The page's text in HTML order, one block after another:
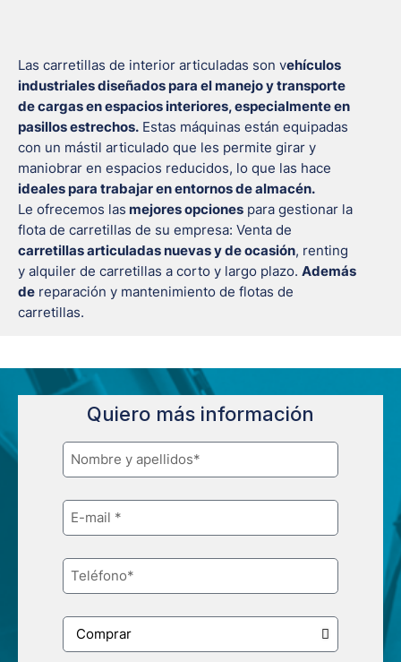
Las carretillas de interior articuladas son vehículos
industriales diseñados para el manejo y transporte
de cargas en espacios interiores, especialmente en
pasillos estrechos. Estas máquinas están equipadas
con un mástil articulado que les permite girar y
maniobrar en espacios reducidos, lo que las hace
ideales para trabajar en entornos de almacén.
Le ofrecemos las mejores opciones para gestionar la
flota de carretillas de su empresa: Venta de
carretillas articuladas nuevas y de ocasión, renting
y alquiler de carretillas a corto y largo plazo. Además
de reparación y mantenimiento de flotas de
carretillas.
Quiero más información